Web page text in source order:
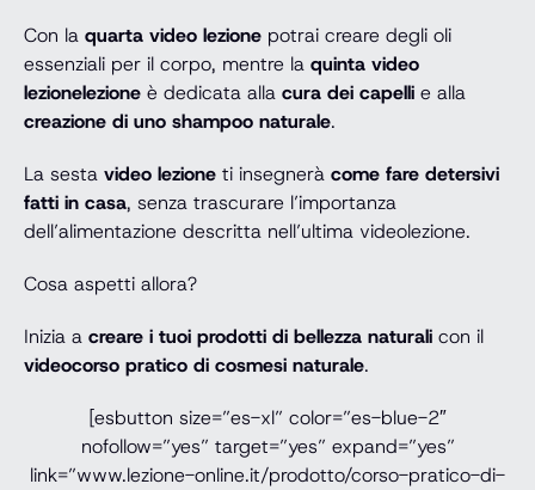
Con la quarta video lezione potrai creare degli oli
essenziali per il corpo, mentre la quinta video
lezionelezione è dedicata alla cura dei capelli e alla
creazione di uno shampoo naturale.
La sesta video lezione ti insegnerà come fare detersivi
fatti in casa, senza trascurare l’importanza
dell’alimentazione descritta nell’ultima videolezione.
Cosa aspetti allora?
Inizia a creare i tuoi prodotti di bellezza naturali con il
videocorso pratico di cosmesi naturale.
[esbutton size=”es-xl” color=”es-blue-2″
nofollow=”yes” target=”yes” expand=”yes”
link=”www.lezione-online.it/prodotto/corso-pratico-di-